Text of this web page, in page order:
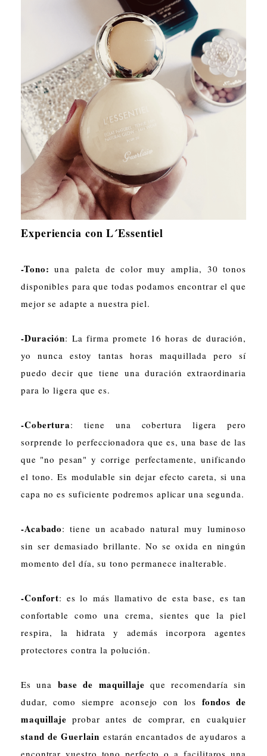
Experiencia con L´Essentiel
-Tono: una paleta de color muy amplia, 30 tonos
disponibles para que todas podamos encontrar el que
mejor se adapte a nuestra piel.
-Duración: La firma promete 16 horas de duración,
yo nunca estoy tantas horas maquillada pero sí
puedo decir que tiene una duración extraordinaria
para lo ligera que es.
-Cobertura: tiene una cobertura ligera pero
sorprende lo perfeccionadora que es, una base de las
que "no pesan" y corrige perfectamente, unificando
el tono. Es modulable sin dejar efecto careta, si una
capa no es suficiente podremos aplicar una segunda.
-Acabado: tiene un acabado natural muy luminoso
sin ser demasiado brillante. No se oxida en ningún
momento del día, su tono permanece inalterable.
-Confort: es lo más llamativo de esta base, es tan
confortable como una crema, sientes que la piel
respira, la hidrata y además incorpora agentes
protectores contra la polución.
Es unabase de maquillaje que recomendaría sin
dudar, como siempre aconsejo con los fondos de
maquillaje probar antes de comprar, en cualquier
stand de Guerlain estarán encantados de ayudaros a
encontrar vuestro tono perfecto o a facilitaros una